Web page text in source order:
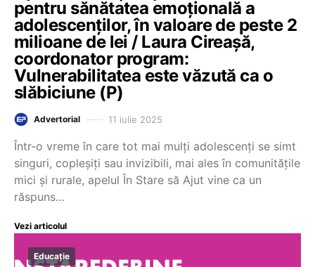
pentru sănătatea emoțională a
adolescenților, în valoare de peste 2
milioane de lei / Laura Cireașă,
coordonator program:
Vulnerabilitatea este văzută ca o
slăbiciune (P)
Advertorial 11 iulie 2025
Într-o vreme în care tot mai mulți adolescenți se simt
singuri, copleșiți sau invizibili, mai ales în comunitățile
mici și rurale, apelul În Stare să Ajut vine ca un
răspuns…
Vezi articolul
Educație